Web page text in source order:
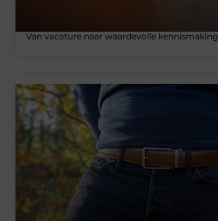
Van vacature naar waardevolle kennismaking